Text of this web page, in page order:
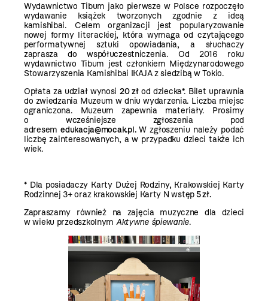
Wydawnictwo Tibum jako pierwsze w Polsce rozpoczęło
wydawanie książek tworzonych zgodnie z ideą
kamishibai. Celem organizacji jest popularyzowanie
nowej formy literackiej, która wymaga od czytającego
performatywnej sztuki opowiadania, a słuchaczy
zaprasza do współuczestniczenia. Od 2016 roku
wydawnictwo Tibum jest członkiem Międzynarodowego
Stowarzyszenia Kamishibai IKAJA z siedzibą w Tokio.
Opłata za udział wynosi 20 złod dziecka*. Bilet uprawnia
do zwiedzania Muzeum w dniu wydarzenia. Liczba miejsc
ograniczona. Muzeum zapewnia materiały. Prosimy
o wcześniejsze zgłoszenia pod
adresemedukacja@mocak.pl.W zgłoszeniu należy podać
liczbę zainteresowanych, a w przypadku dzieci także ich
wiek.
* Dla posiadaczy Karty Dużej Rodziny, Krakowskiej Karty
Rodzinnej 3+ oraz krakowskiej Karty N wstęp5 zł.
Zapraszamy również na zajęcia muzyczne dla dzieci
w wieku przedszkolnym Aktywne śpiewanie.